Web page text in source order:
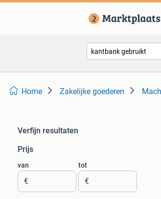
Home Zakelijke goederen
Verfijn resultaten
Prijs
van
€
tot
€